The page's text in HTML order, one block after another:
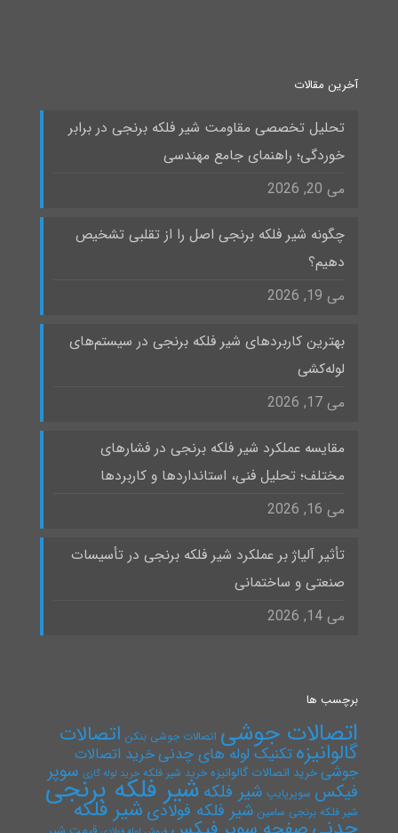
آخرین مقالات
تحلیل تخصصی مقاومت شیر فلکه برنجی در برابر
خوردگی؛ راهنمای جامع مهندسی
می 20, 2026
چگونه شیر فلکه برنجی اصل را از تقلبی تشخیص
دهیم؟
می 19, 2026
بهترین کاربردهای شیر فلکه برنجی در سیستم‌های
لوله‌کشی
می 17, 2026
مقایسه عملکرد شیر فلکه برنجی در فشارهای
مختلف؛ تحلیل فنی، استانداردها و کاربردها
می 16, 2026
تأثیر آلیاژ بر عملکرد شیر فلکه برنجی در تأسیسات
صنعتی و ساختمانی
می 14, 2026
برچسب ها
اتصالات جوشی اتصالات جوشی بنکن اتصالات
گالوانیزهتکنیک لوله های چدنیخرید اتصالات
جوشیخرید اتصالات گالوانیزه خرید شیر فلکه خرید لوله گازی سوپر
فیکس سوپرپایپ شیر فلکه شیر فلکه برنجی
شیر فلکه برنجی سامین شیر فلکه فولادی شیر فلکه